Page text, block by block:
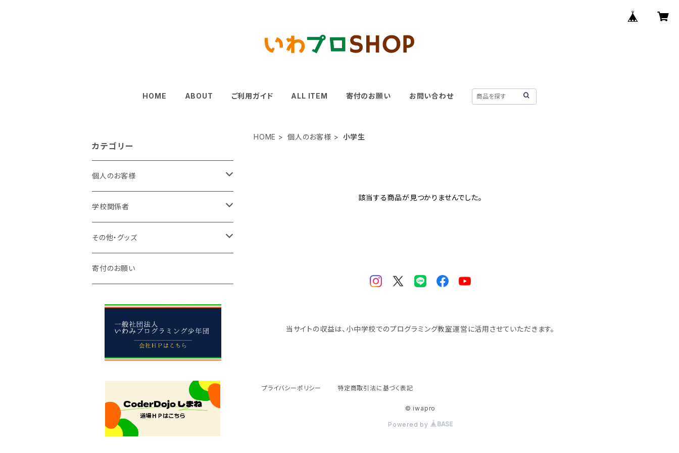
HOME ABOUT ご利用ガイド ALL ITEM 寄付のお願い お問い合わせ
HOME 個人のお客様 小学生
該当する商品が見つかりませんでした。
当サイトの収益は、小中学校でのプログラミング教室運営に活用させていただきます。
カテゴリー
個人のお客様
小学生
中学生
学校関係者
小学校
中学校
先生向け
その他・グッズ
アパレル
寄付のお願い
プライバシーポリシー 特定商取引法に基づく表記
© iwapro
Powered by